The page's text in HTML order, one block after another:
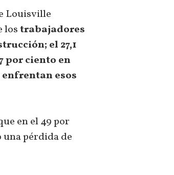
Louisville
lostrabajadores
el 27,1
por ciento en
esos
en el 49 por
una pérdida de